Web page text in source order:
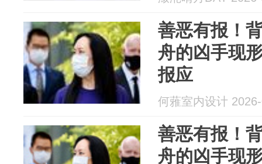
善恶有报！
舟的凶手现
报应
何蕥室内设计
善恶有报！
舟的凶手现